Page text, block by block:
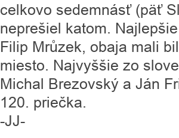
celkovo sedemnásť (päť
neprešiel katom.
Filip Mrůzek, obaja mali
miesto. Najvyššie zo
Michal Brezovský a Ján
120. priečka.
-JJ-